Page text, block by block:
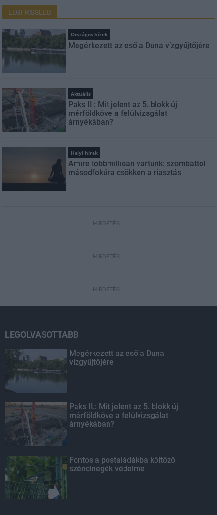
LEGFRISSEBB
Országos hírek
Megérkezett az eső a Duna vízgyűjtőjére
Aktuális
Paks II.: Mit jelent az 5. blokk új
mérföldköve a felülvizsgálat
árnyékában?
Helyi hírek
Amire többmillióan vártunk: szombattól
másodfokúra csökken a riasztás
HIRDETÉS
HIRDETÉS
HIRDETÉS
LEGOLVASOTTABB
Megérkezett az eső a Duna
vízgyűjtőjére
Paks II.: Mit jelent az 5. blokk új
mérföldköve a felülvizsgálat
árnyékában?
Fontos a postaládákba költöző
széncinegék védelme